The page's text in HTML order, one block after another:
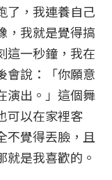
了，我連養自己
，我就是覺得搞
這一秒鐘，我在
會說：「你願意
演出。」這個舞
可以在家裡客
不覺得丟臉，且
是我喜歡的。